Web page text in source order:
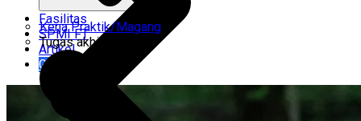
Kerja Praktik/Magang
Tugas akhir
Fasilitas
SPMI FT
Artikel
Gabung Kami